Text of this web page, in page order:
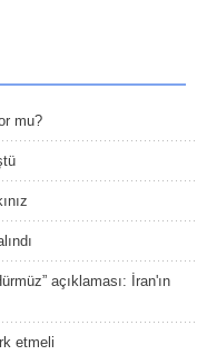
mu?
açıklaması: İran'ın
etmeli